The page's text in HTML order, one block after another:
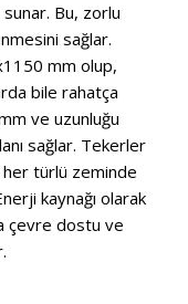
sunar. Bu, zorlu
sağlar.
mm olup,
bile rahatça
ve uzunluğu
sağlar. Tekerler
her türlü zeminde
kaynağı olarak
çevre dostu ve